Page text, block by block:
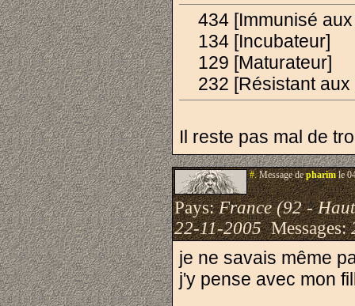
434 [Immunisé
134 [Incubateur]
129 [Maturateur]
232 [Résistant aux
Il reste pas mal de
#.Message depharimle
Pays:France (92 -
22-11-2005Messages:
je ne savais même
j'y pense avec mon